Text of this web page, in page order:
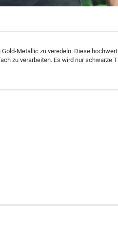
Metallic zu veredeln. Diese
zu verarbeiten. Es wird nur schwarze